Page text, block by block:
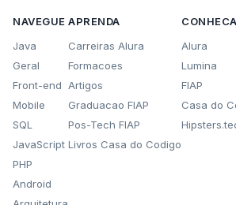
NAVEGUE
Java
Geral
Front-end
Mobile
SQL
JavaScript
PHP
Android
APRENDA
Carreiras Alura
Formacoes
Artigos
Graduacao FIAP
Pos-Tech FIAP
Livros Casa do Codigo
Alura
Lumina
FIAP
Casa do